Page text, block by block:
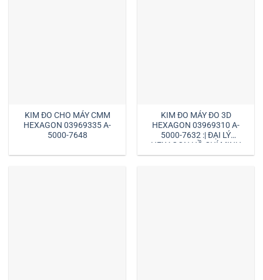
KIM ĐO CHO MÁY CMM
HEXAGON 03969335 A-
5000-7648
KIM ĐO MÁY ĐO 3D
HEXAGON 03969310 A-
5000-7632 :| ĐẠI LÝ
HEXAGON HỒ CHÍ MINH